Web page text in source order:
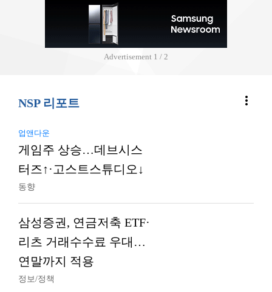
Advertisement 1 / 2
NSP 리포트 more_vert
업앤다운
게임주 상승…데브시스
터즈↑·고스트스튜디오↓
동향
삼성증권, 연금저축 ETF·
리츠 거래수수료 우대…
연말까지 적용
정보/정책